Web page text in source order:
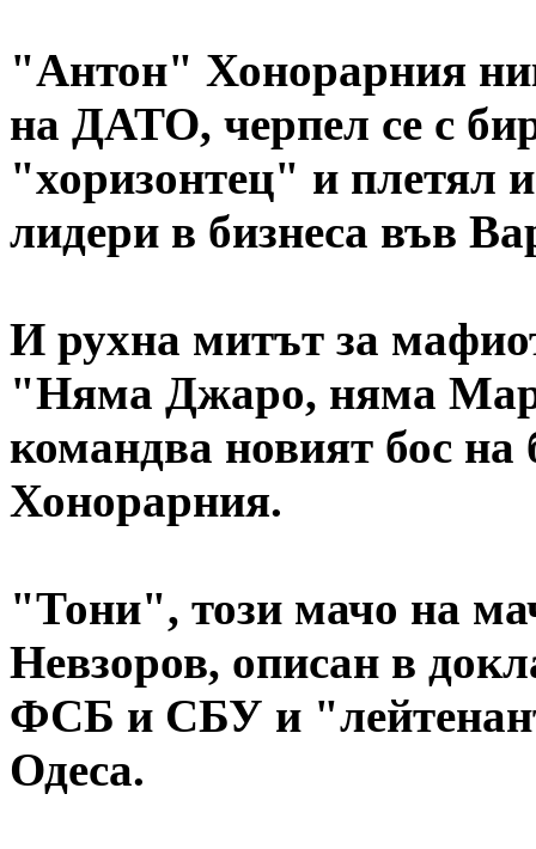
"Антон" Хонорарния
на ДАТО, черпел се с
"хоризонтец" и плетял
лидери в бизнеса във
И рухна митът за
"Няма Джаро, няма
командва новият бос
Хонорарния.
"Тони", този мачо на
Невзоров, описан в
ФСБ и СБУ и
Одеса.